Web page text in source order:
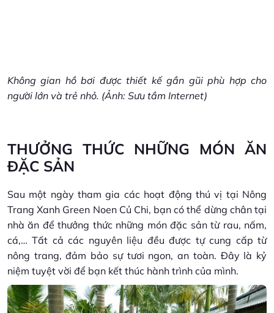
Không gian hồ bơi được thiết kế gần gũi phù hợp cho
người lớn và trẻ nhỏ. (Ảnh: Sưu tầm Internet)
THƯỞNG THỨC NHỮNG MÓN ĂN
ĐẶC SẢN
Sau một ngày tham gia các hoạt động thú vị tại Nông
Trang Xanh Green Noen Củ Chi, bạn có thể dừng chân tại
nhà ăn để thưởng thức những món đặc sản từ rau, nấm,
cá,… Tất cả các nguyên liệu đều được tự cung cấp từ
nông trang, đảm bảo sự tươi ngon, an toàn. Đây là kỷ
niệm tuyệt vời để bạn kết thúc hành trình của mình.